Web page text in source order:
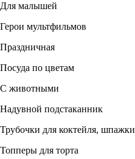
Для малышей
Герои мультфильмов
Праздничная
Посуда по цветам
С животными
Надувной подстаканник
Трубочки для коктейля, шпажки
Топперы для торта